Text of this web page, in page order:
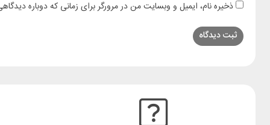
ذخیره نام، ایمیل و وبسایت من در مرورگر برای زمانی که دوباره